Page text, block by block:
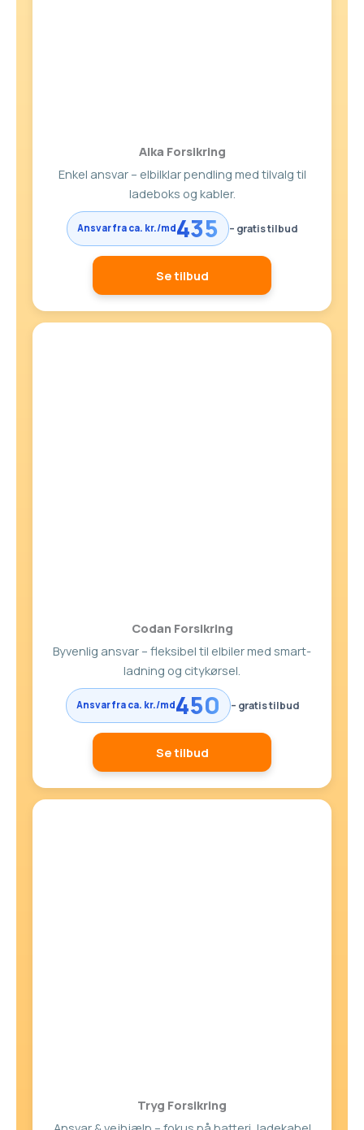
Alka Forsikring
Enkel ansvar – elbilklar pendling med tilvalg til
ladeboks og kabler.
Ansvar fra ca. kr./md435 – gratis tilbud
Se tilbud
Codan Forsikring
Byvenlig ansvar – fleksibel til elbiler med smart-
ladning og citykørsel.
Ansvar fra ca. kr./md450 – gratis tilbud
Se tilbud
Tryg Forsikring